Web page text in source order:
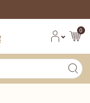
0